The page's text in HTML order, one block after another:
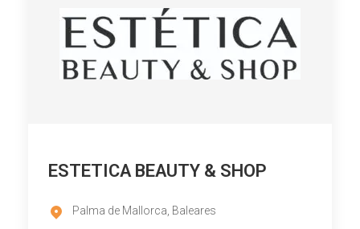
ESTETICA BEAUTY & SHOP
Palma de Mallorca, Baleares